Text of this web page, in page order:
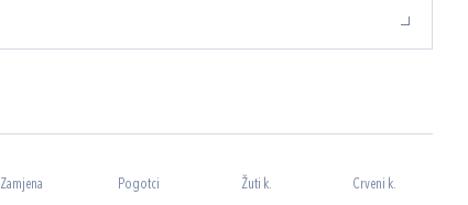
Zamjena Pogotci Žuti k. Crveni k.